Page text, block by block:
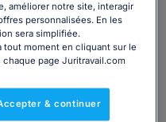
à l'URL
physique ou morale,
droit privé ou de droit
améliorer notre site, interagir
personnalisées. En les
sera simplifiée.
tout moment en cliquant sur le
page Juritravail.com
& continuer